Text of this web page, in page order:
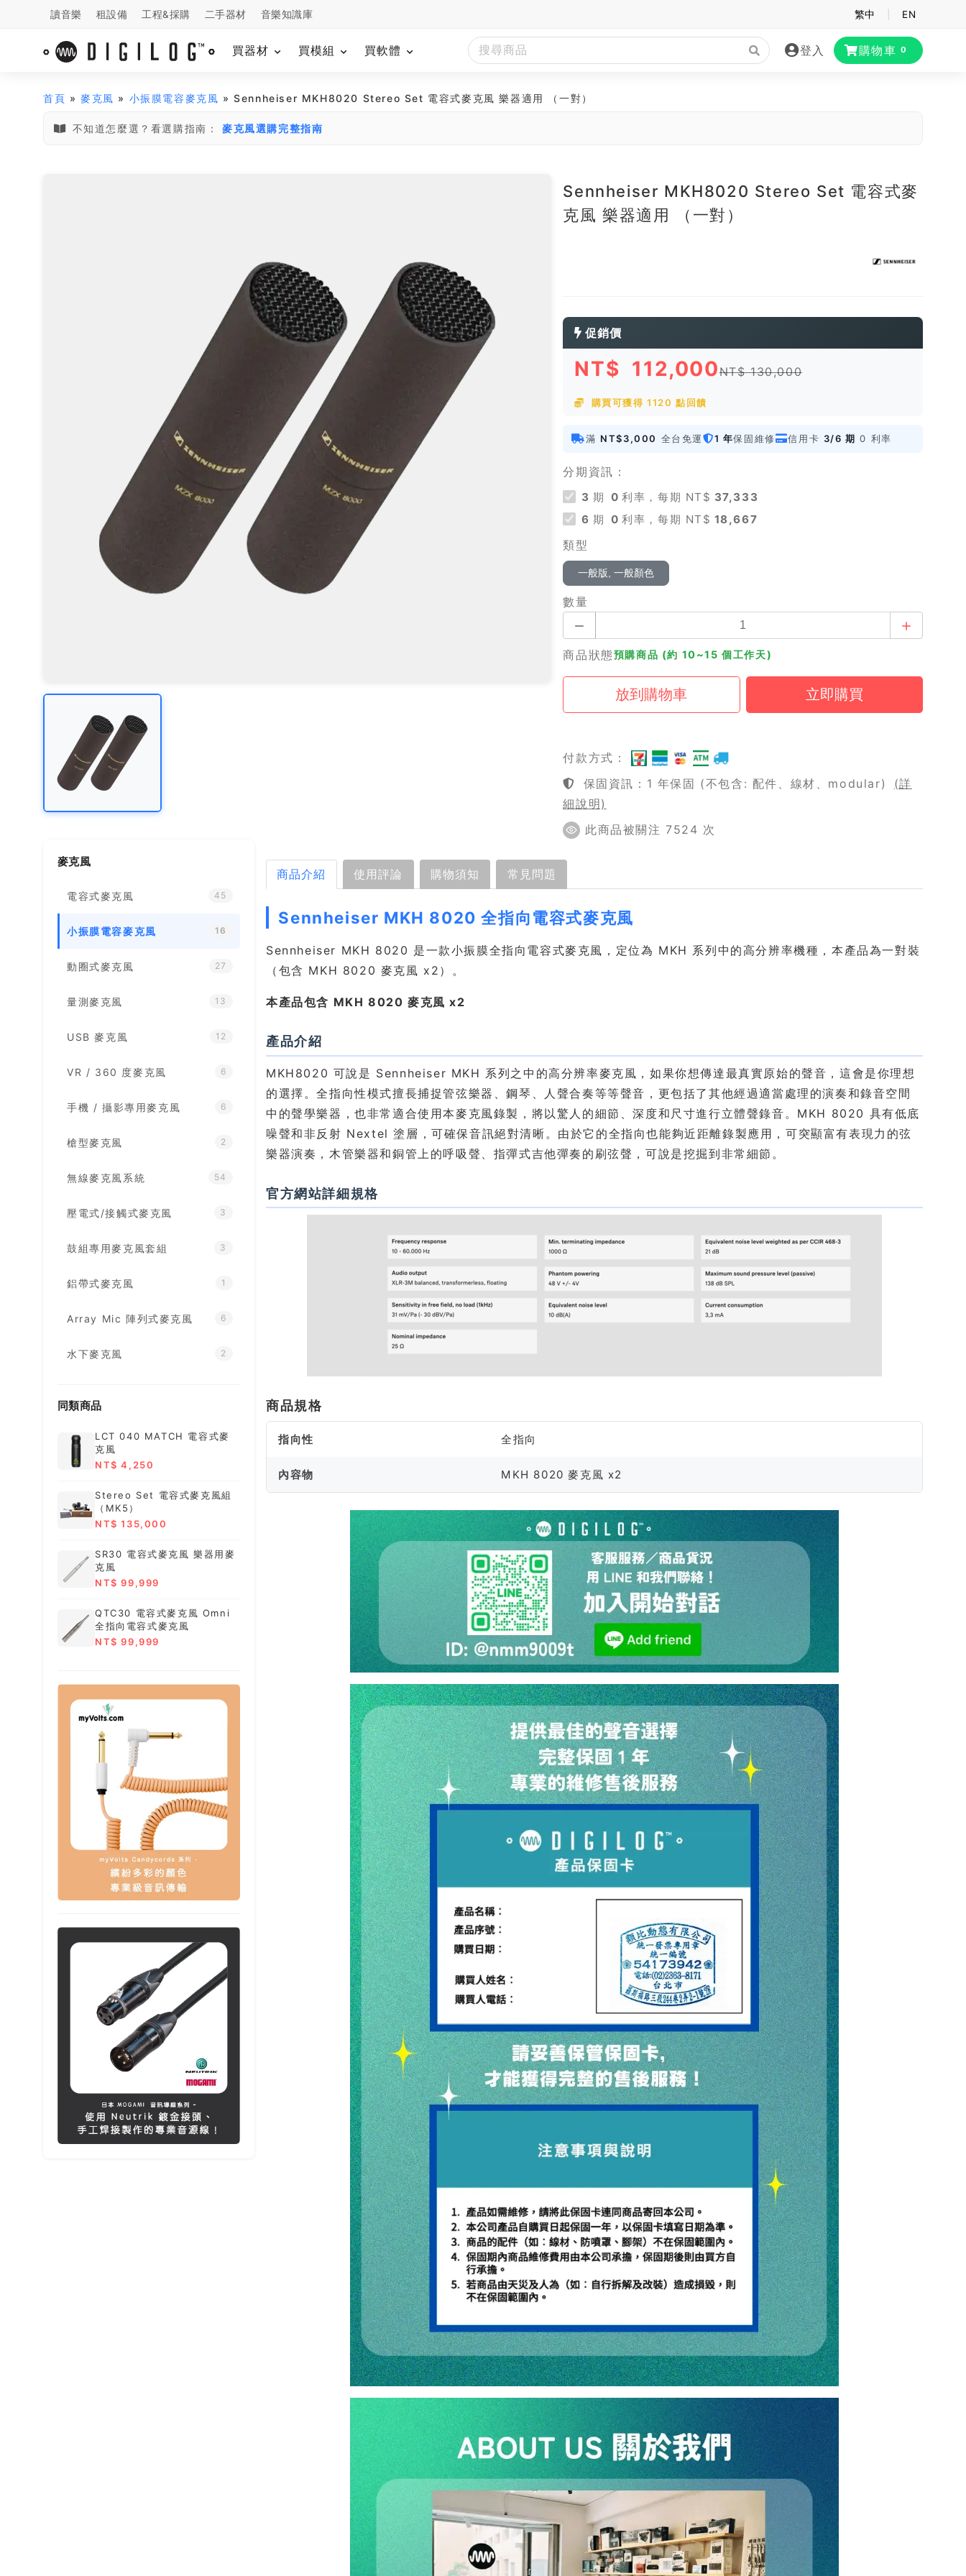
讀音樂 租設備 工程&採購 二手器材 音樂知識庫 繁中 EN
買器材 買模組 買軟體 登入 購物車 0
首頁 »麥克風 » 小振膜電容麥克風 » Sennheiser MKH8020 Stereo Set 電容式麥克風 樂器適用 （一對）
不知道怎麼選？看選購指南： 麥克風選購完整指南
Sennheiser MKH8020 Stereo Set 電容式麥
克風 樂器適用 （一對）
促銷價
NT$ 112,000NT$ 130,000
購買可獲得 1120 點回饋
滿 NT$3,000 全台免運 1 年保固維修 信用卡 3/6 期 0 利率
分期資訊：
3 期 0 利率，每期 NT$ 37,333
6 期 0 利率，每期 NT$ 18,667
類型
一般版, 一般顏色
數量
商品狀態預購商品 (約 10~15 個工作天)
付款方式：
保固資訊：1 年保固 (不包含: 配件、線材、modular)
(詳
細說明)
此商品被關注 7524 次
麥克風
電容式麥克風 45
小振膜電容麥克風 16
動圈式麥克風 27
量測麥克風 13
USB 麥克風 12
VR / 360 度麥克風 6
手機 / 攝影專用麥克風 6
槍型麥克風 2
無線麥克風系統 54
壓電式/接觸式麥克風 3
鼓組專用麥克風套組 3
鋁帶式麥克風 1
Array Mic 陣列式麥克風 6
水下麥克風 2
同類商品
LCT 040 MATCH 電容式麥
克風
NT$ 4,250
Stereo Set 電容式麥克風組
（MK5）
NT$ 135,000
SR30 電容式麥克風 樂器用麥
克風
NT$ 99,999
QTC30 電容式麥克風 Omni
全指向電容式麥克風
NT$ 99,999
商品介紹 使用評論 購物須知 常見問題
Sennheiser MKH 8020 全指向電容式麥克風
Sennheiser MKH 8020 是一款小振膜全指向電容式麥克風，定位為 MKH 系列中的高分辨率機種，本產品為一對裝
（包含 MKH 8020 麥克風 x2）。
本產品包含 MKH 8020 麥克風 x2
產品介紹
MKH8020 可說是 Sennheiser MKH 系列之中的高分辨率麥克風，如果你想傳達最真實原始的聲音，這會是你理想
的選擇。全指向性模式擅長捕捉管弦樂器、鋼琴、人聲合奏等等聲音，更包括了其他經過適當處理的演奏和錄音空間
中的聲學樂器，也非常適合使用本麥克風錄製，將以驚人的細節、深度和尺寸進行立體聲錄音。MKH 8020 具有低底
噪聲和非反射 Nextel 塗層，可確保音訊絕對清晰。由於它的全指向也能夠近距離錄製應用，可突顯富有表現力的弦
樂器演奏，木管樂器和銅管上的呼吸聲、指彈式吉他彈奏的刷弦聲，可說是挖掘到非常細節。
官方網站詳細規格
商品規格
指向性 全指向
內容物 MKH 8020 麥克風 x2